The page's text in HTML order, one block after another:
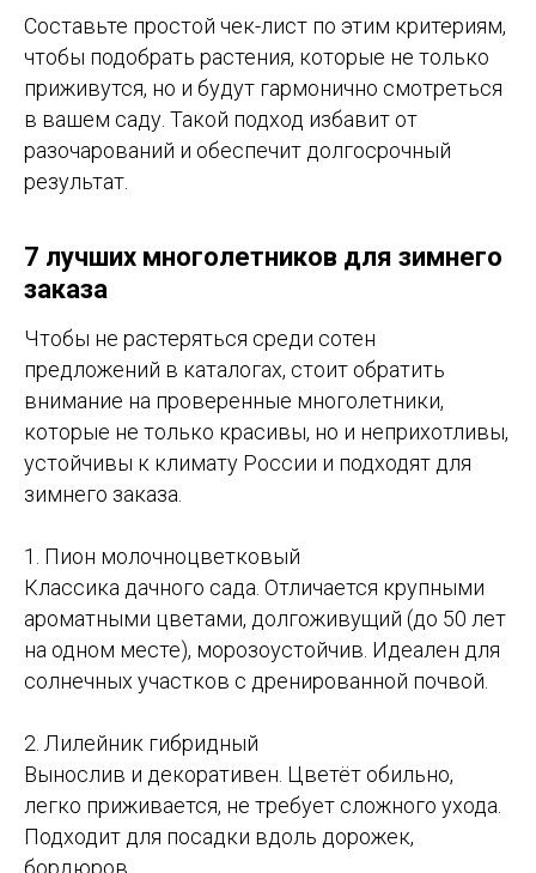
Составьте простой чек-лист по этим критериям,
чтобы подобрать растения, которые не только
приживутся, но и будут гармонично смотреться
в вашем саду. Такой подход избавит от
разочарований и обеспечит долгосрочный
результат.
7 лучших многолетников для зимнего
заказа
Чтобы не растеряться среди сотен
предложений в каталогах, стоит обратить
внимание на проверенные многолетники,
которые не только красивы, но и неприхотливы,
устойчивы к климату России и подходят для
зимнего заказа.
1. Пион молочноцветковый
Классика дачного сада. Отличается крупными
ароматными цветами, долгоживущий (до 50 лет
на одном месте), морозоустойчив. Идеален для
солнечных участков с дренированной почвой.
2. Лилейник гибридный
Вынослив и декоративен. Цветёт обильно,
легко приживается, не требует сложного ухода.
Подходит для посадки вдоль дорожек,
бордюров.